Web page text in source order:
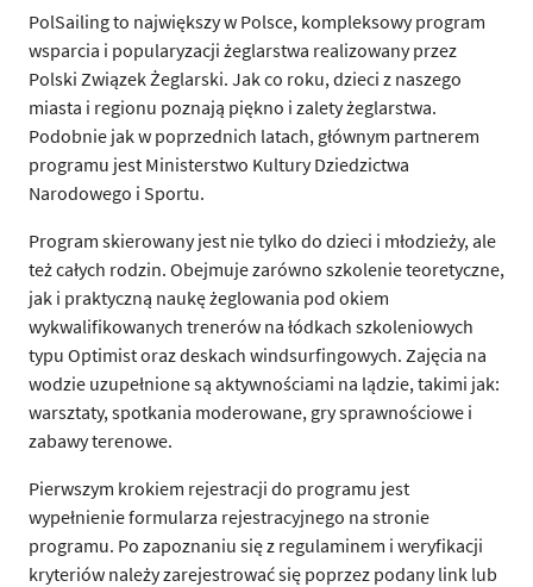
PolSailing to największy w Polsce, kompleksowy program
wsparcia i popularyzacji żeglarstwa realizowany przez
Polski Związek Żeglarski. Jak co roku, dzieci z naszego
miasta i regionu poznają piękno i zalety żeglarstwa.
Podobnie jak w poprzednich latach, głównym partnerem
programu jest Ministerstwo Kultury Dziedzictwa
Narodowego i Sportu.
Program skierowany jest nie tylko do dzieci i młodzieży, ale
też całych rodzin. Obejmuje zarówno szkolenie teoretyczne,
jak i praktyczną naukę żeglowania pod okiem
wykwalifikowanych trenerów na łódkach szkoleniowych
typu Optimist oraz deskach windsurfingowych. Zajęcia na
wodzie uzupełnione są aktywnościami na lądzie, takimi jak:
warsztaty, spotkania moderowane, gry sprawnościowe i
zabawy terenowe.
Pierwszym krokiem rejestracji do programu jest
wypełnienie formularza rejestracyjnego na stronie
programu. Po zapoznaniu się z regulaminem i weryfikacji
kryteriów należy zarejestrować się poprzez podany link lub